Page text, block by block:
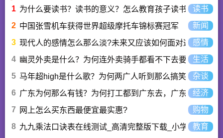
1 为什么要读书？读书的意义？怎么教育孩子读书？读书
2 中国张雪机车获得世界超级摩托车锦标赛冠军
新闻
3 现代人的感情怎么那么淡?未来又应该如何面对这人情淡
感情
4 幽灵外卖是什么？为何连外卖骑手都看不下去要举报？
生活
5 马年超high是什么歌？为何两广人听到那么搞笑？马超
杂谈
6 广东为何那么有钱？为何打工都到广东去，广东连续37年
经济
7
网上怎么买东西最便宜最实惠?
购物
8 九九乘法口诀表在线测试_高清完整版下载_小学数学口算
教育